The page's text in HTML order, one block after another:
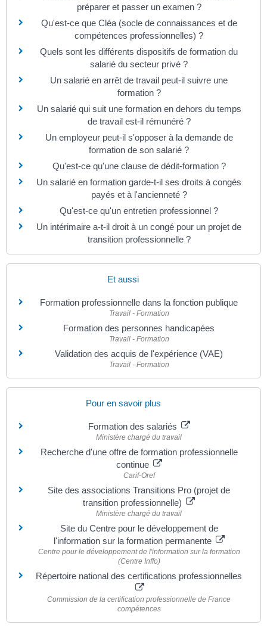
préparer et passer un examen ?
Qu'est-ce que Cléa (socle de connaissances et de
compétences professionnelles) ?
Quels sont les différents dispositifs de formation du
salarié du secteur privé ?
Un salarié en arrêt de travail peut-il suivre une
formation ?
Un salarié qui suit une formation en dehors du temps
de travail est-il rémunéré ?
Un employeur peut-il s'opposer à la demande de
formation de son salarié ?
Qu'est-ce qu'une clause de dédit-formation ?
Un salarié en formation garde-t-il ses droits à congés
payés et à l'ancienneté ?
Qu'est-ce qu'un entretien professionnel ?
Un intérimaire a-t-il droit à un congé pour un projet de
transition professionnelle ?
Et aussi
Formation professionnelle dans la fonction publique
Travail - Formation
Formation des personnes handicapées
Travail - Formation
Validation des acquis de l'expérience (VAE)
Travail - Formation
Pour en savoir plus
Formation des salariés
Ministère chargé du travail
Recherche d'une offre de formation professionnelle
continue
Carif-Oref
Site des associations Transitions Pro (projet de
transition professionnelle)
Ministère chargé du travail
Site du Centre pour le développement de
l'information sur la formation permanente
Centre pour le développement de l'information sur la formation
(Centre Inffo)
Répertoire national des certifications professionnelles
Commission de la certification professionnelle de France
compétences